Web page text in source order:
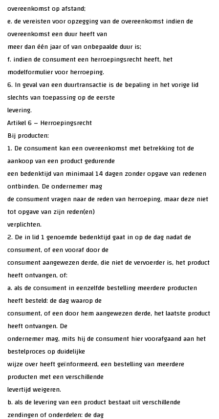
overeenkomst op afstand;
e. de vereisten voor opzegging van de overeenkomst indien de
overeenkomst een duur heeft van
meer dan één jaar of van onbepaalde duur is;
f. indien de consument een herroepingsrecht heeft, het
modelformulier voor herroeping.
6. In geval van een duurtransactie is de bepaling in het vorige lid
slechts van toepassing op de eerste
levering.
Artikel 6 – Herroepingsrecht
Bij producten:
1. De consument kan een overeenkomst met betrekking tot de
aankoop van een product gedurende
een bedenktijd van minimaal 14 dagen zonder opgave van redenen
ontbinden. De ondernemer mag
de consument vragen naar de reden van herroeping, maar deze niet
tot opgave van zijn reden(en)
verplichten.
2. De in lid 1 genoemde bedenktijd gaat in op de dag nadat de
consument, of een vooraf door de
consument aangewezen derde, die niet de vervoerder is, het product
heeft ontvangen, of:
a. als de consument in eenzelfde bestelling meerdere producten
heeft besteld: de dag waarop de
consument, of een door hem aangewezen derde, het laatste product
heeft ontvangen. De
ondernemer mag, mits hij de consument hier voorafgaand aan het
bestelproces op duidelijke
wijze over heeft geïnformeerd, een bestelling van meerdere
producten met een verschillende
levertijd weigeren.
b. als de levering van een product bestaat uit verschillende
zendingen of onderdelen: de dag